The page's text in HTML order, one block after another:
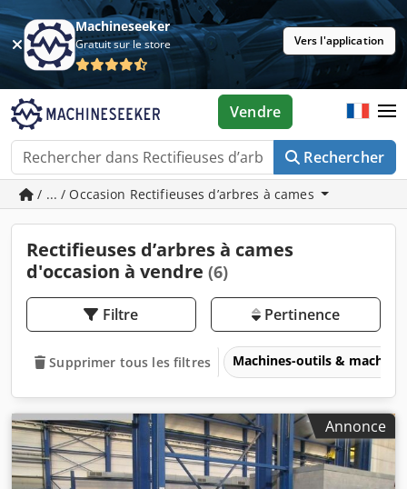
Machineseeker
Gratuit sur le store Vers l'application
Rechercher
Vendre
/ ... / Occasion Rectifieuses d’arbres à cames
Rectifieuses d’arbres à cames
d'occasion à vendre (6)
Filtre Pertinence
Supprimer tous les filtres Machines-outils &
Annonce